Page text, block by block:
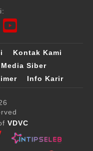
Kontak Kami
Siber
Info Karir
VDVC